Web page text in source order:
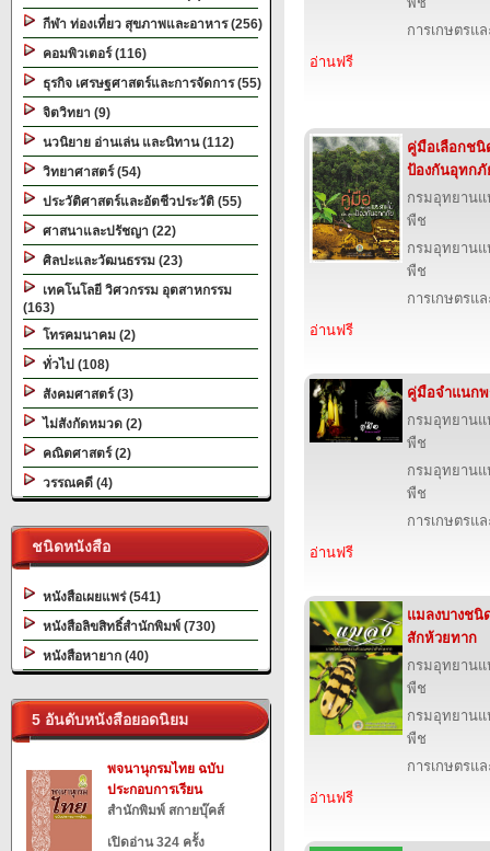
กีฬา ท่องเที่ยว สุขภาพและอาหาร (256)
คอมพิวเตอร์ (116)
ธุรกิจ เศรษฐศาสตร์และการจัดการ (55)
จิตวิทยา (9)
นวนิยาย อ่านเล่น และนิทาน (112)
วิทยาศาสตร์ (54)
ประวัติศาสตร์และอัตชีวประวัติ (55)
ศาสนาและปรัชญา (22)
ศิลปะและวัฒนธรรม (23)
เทคโนโลยี วิศวกรรม อุตสาหกรรม
(163)
โทรคมนาคม (2)
ทั่วไป (108)
สังคมศาสตร์ (3)
ไม่สังกัดหมวด (2)
คณิตศาสตร์ (2)
วรรณคดี (4)
ชนิดหนังสือ
หนังสือเผยแพร่ (541)
หนังสือลิขสิทธิ์สำนักพิมพ์ (730)
หนังสือหายาก (40)
5 อันดับหนังสือยอดนิยม
พจนานุกรมไทย ฉบับ
ประกอบการเรียน
สำนักพิมพ์ สกายบุ๊คส์
เปิดอ่าน 324 ครั้ง
การเกษตรแ
อ่านฟรี
คู่มือเลือกช
ป้องกันอุทกภั
กรมอุทยาน
พืช
กรมอุทยาน
พืช
การเกษตรแ
อ่านฟรี
คู่มือจำแนก
กรมอุทยาน
พืช
กรมอุทยาน
พืช
การเกษตรแ
อ่านฟรี
แมลงบางช
สักห้วยทาก
กรมอุทยาน
พืช
กรมอุทยาน
พืช
การเกษตรแ
อ่านฟรี